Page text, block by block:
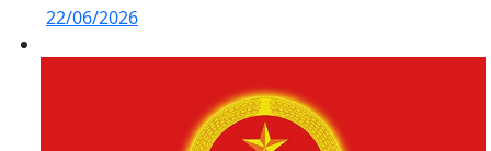
22/06/2026